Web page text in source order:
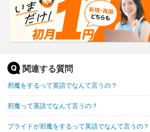
関連する質問
邪魔をするって英語でなんて言うの？
邪魔って英語でなんて言うの？
プライドが邪魔をするって英語でなんて言うの？